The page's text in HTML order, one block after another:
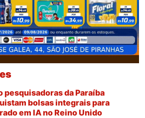
pesquisadoras da Paraíba
bolsas integrais para
em IA no Reino Unido